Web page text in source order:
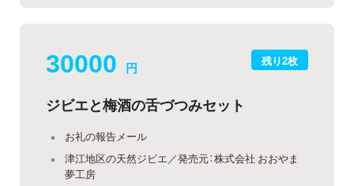
残り2枚
30000 円
ジビエと梅酒の舌づつみセット
お礼の報告メール
津江地区の天然ジビエ／発売元：株式会社 おおやま
夢工房